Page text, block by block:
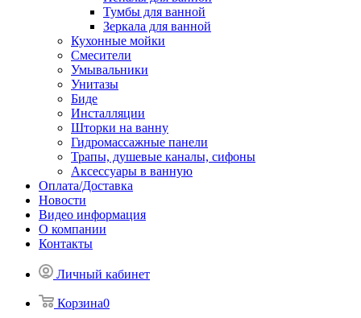
Тумбы для ванной
Зеркала для ванной
Кухонные мойки
Смесители
Умывальники
Унитазы
Биде
Инсталляции
Шторки на ванну
Гидромассажные панели
Трапы, душевые каналы, сифоны
Аксессуары в ванную
Оплата/Доставка
Новости
Видео информация
О компании
Контакты
Личный кабинет
Корзина0